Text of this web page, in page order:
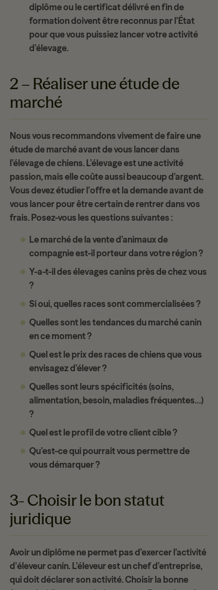
diplôme ou le certificat délivré en fin de
formation doivent être reconnus par l’État
pour que vous puissiez lancer votre activité
d’élevage.
2 – Réaliser une étude de
marché
Nous vous recommandons vivement de faire une
étude de marchéavant de vous lancer dans
l’élevage de chiens. L’élevage est une activité
passion, mais elle coûte aussi beaucoup d’argent.
Vous devez étudier l’offre et la demandeavant de
vous lancer pour être certain de rentrer dans vos
frais. Posez-vous les questions suivantes :
Le marché de la vente d’animaux de
compagnie est-il porteur dans votre région ?
Y-a-t-il des élevages canins près de chez vous
?
Si oui, quelles races sont commercialisées ?
Quelles sont les tendances du marché canin
en ce moment ?
Quel est le prix des races de chiens que vous
envisagez d’élever ?
Quelles sont leurs spécificités (soins,
alimentation, besoin, maladies fréquentes…)
?
Quel est le profil de votre client cible ?
Qu’est-ce qui pourrait vous permettre de
vous démarquer ?
3- Choisir le bon statut
juridique
Avoir un diplôme ne permet pas d’exercer l’activité
d’éleveur canin. L’éleveur est un chef d’entreprise,
qui doit déclarer son activité. Choisir la bonne